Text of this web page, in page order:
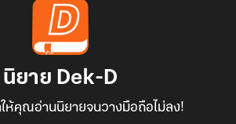
นิยาย Dek-D
ห้คุณอ่านนิยายจนวางมือถือไม่ลง!